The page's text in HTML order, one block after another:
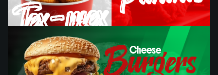
Tex-mex
Cheese
Cheese